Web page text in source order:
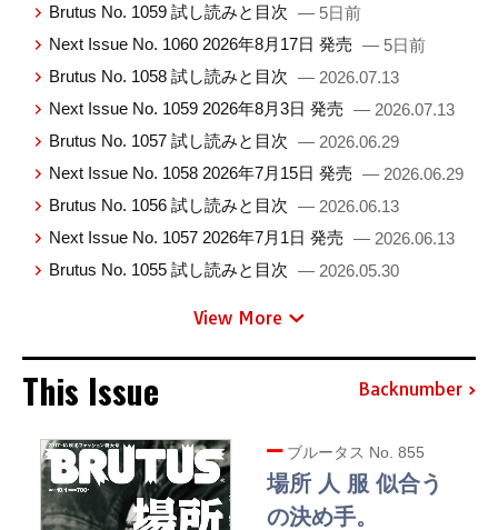
Brutus No. 1059 試し読みと目次 — 5日前
Next Issue No. 1060 2026年8月17日 発売 — 5日前
Brutus No. 1058 試し読みと目次 — 2026.07.13
Next Issue No. 1059 2026年8月3日 発売 — 2026.07.13
Brutus No. 1057 試し読みと目次 — 2026.06.29
Next Issue No. 1058 2026年7月15日 発売 — 2026.06.29
Brutus No. 1056 試し読みと目次 — 2026.06.13
Next Issue No. 1057 2026年7月1日 発売 — 2026.06.13
Brutus No. 1055 試し読みと目次 — 2026.05.30
View More
This Issue Backnumber
ブルータス No. 855
場所 人 服 似合う
の決め手。